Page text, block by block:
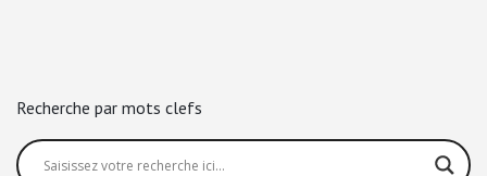
Recherche par mots clefs